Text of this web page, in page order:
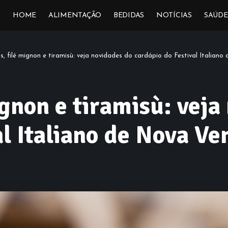
HOME ALIMENTAÇÃO BEDIDAS NOTÍCIAS SAÚDE
filé mignon e tiramisù: veja novidades do cardápio do Festival Italiano
e tiramisù: veja
Italiano de Nova